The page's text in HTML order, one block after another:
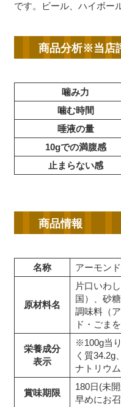
です。ビール、ハイボー
商品分析※当店
噛み力
噛む時間
唾液の量
10gでの満腹感
止まらない感
商品情報
名称 アーモン
原材料名
片口いわ
国）、砂
調味料（
ド・ごま
栄養成分
表示
※100g当
く質34.2g
ナトリウ
賞味期限
180日(未
早めにお